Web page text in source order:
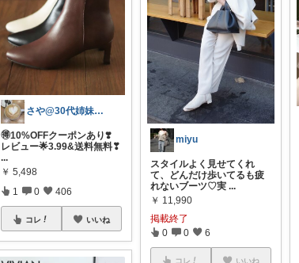
さや@30代姉妹ママ
🉐10%OFFクーポンあり❣️
レビュー🌟3.99&送料無料❣
...
￥ 5,498
1 0 406
コレ いいね
miyu
スタイルよく見せてくれ
て、どんだけ歩いてるも疲
れないブーツ♡実 ...
￥ 11,990
掲載終了
0 0 6
コレ いいね